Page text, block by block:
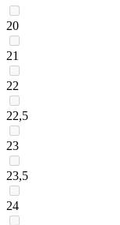
20
21
22
22,5
23
23,5
24